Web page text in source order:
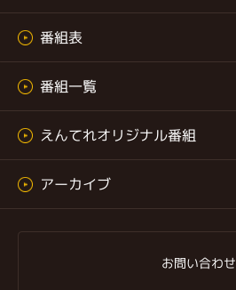
番組表
番組一覧
えんてれオリジナル番組
アーカイブ
お問い合わせ